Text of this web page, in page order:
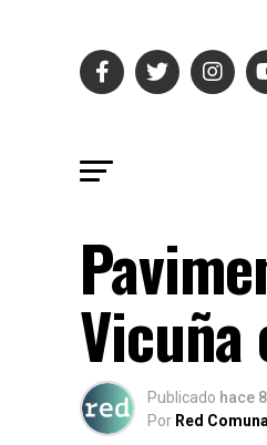
Vicuña
Publicado hace
Por Red